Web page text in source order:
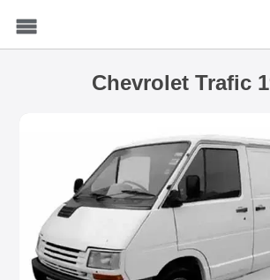
Chevrolet Trafic